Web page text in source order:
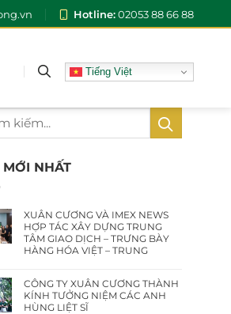
Hotline:02053 88 66 88
Tiếng Việt
MỚI NHẤT
XUÂN CƯƠNG VÀ IMEX NEWS
HỢP TÁC XÂY DỰNG TRUNG
TÂM GIAO DỊCH – TRƯNG BÀY
HÀNG HÓA VIỆT – TRUNG
CÔNG TY XUÂN CƯƠNG THÀNH
KÍNH TƯỞNG NIỆM CÁC ANH
HÙNG LIỆT SĨ